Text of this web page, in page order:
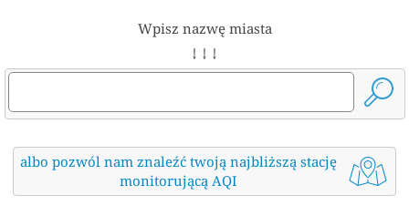
Wpisz nazwę miasta
↓ ↓ ↓
albo pozwól nam znaleźć twoją najbliższą stację
monitorującą AQI